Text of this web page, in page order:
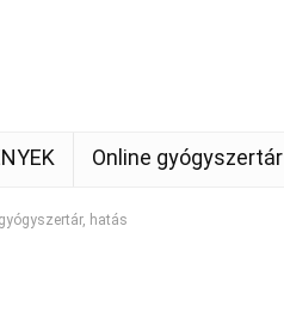
Online gyógyszertár
hatás